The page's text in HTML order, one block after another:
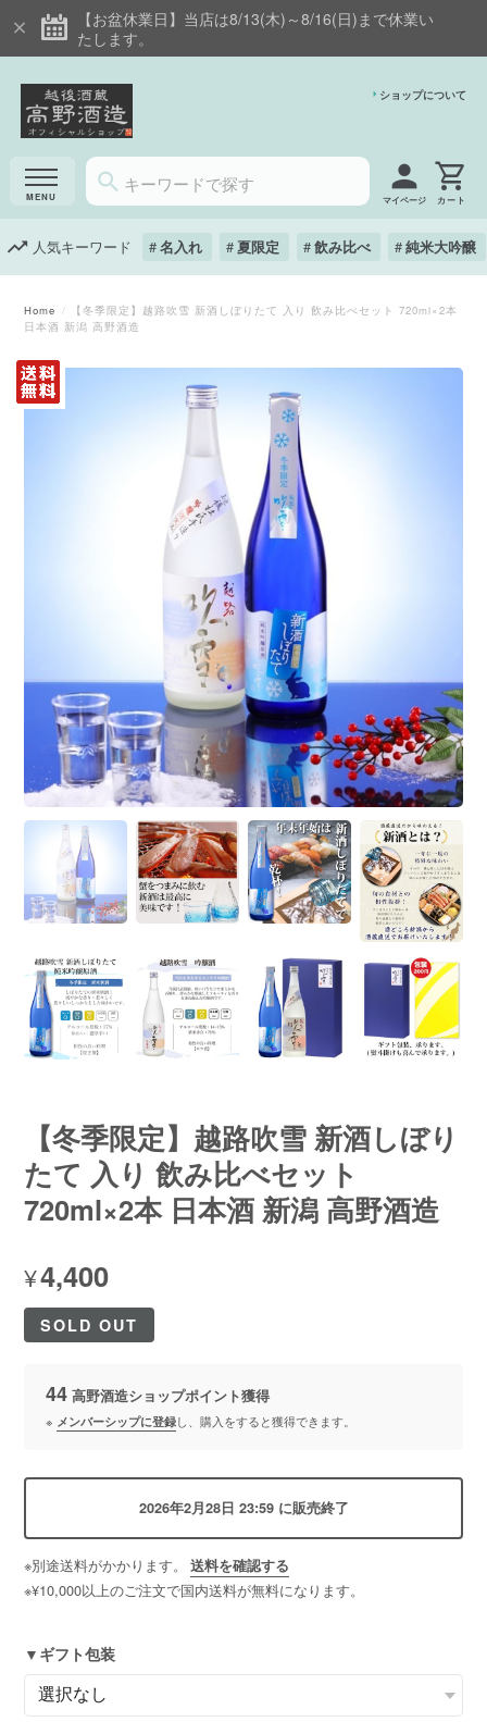
【お盆休業日】当店は8/13(木)～8/16(日)まで休業い
たします。
ショップについて
マイページ
人気キーワード 名入れ 夏限定 飲み比べ 純米大吟醸
Home
【冬季限定】越路吹雪 新酒しぼりたて 入り 飲み比べセット 720ml×2本
日本酒 新潟 高野酒造
【冬季限定】越路吹雪 新酒しぼり
たて 入り 飲み比べセット
720ml×2本 日本酒 新潟 高野酒造
¥4,400
SOLD OUT
44 高野酒造ショップポイント獲得
※ メンバーシップに登録し、購入をすると獲得できます。
2026年2月28日 23:59 に販売終了
※別途送料がかかります。 送料を確認する
※¥10,000以上のご注文で国内送料が無料になります。
▼ギフト包装